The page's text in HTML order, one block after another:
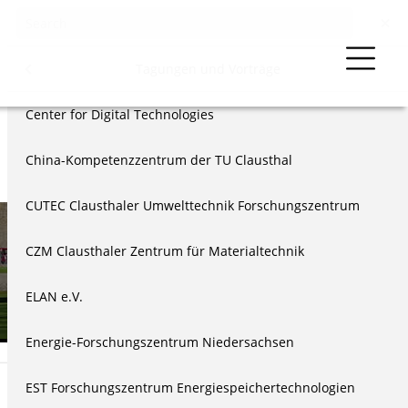
Kurzinformationen
TU Clausthal
& Ethik
Center for Digital Technologies
China-Kompetenzzentrum der TU Clausthal
CUTEC Clausthaler Umwelttechnik Forschungszentrum
CZM Clausthaler Zentrum für Materialtechnik
ELAN e.V.
Energie-Forschungszentrum Niedersachsen
EST Forschungszentrum Energiespeichertechnologien